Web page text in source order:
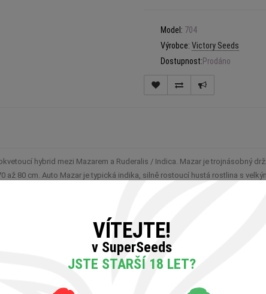
Model: 704
Výrobce: Victory Seeds
Dostupnost:Prodáno
hybrid mezi Mazarem a Ruderalis / Indica. Mazar je trojnásobný
až 80 cm. Auto Mazar je typická indika, silně rostoucí hustá rostlina s
této pryskyřičné odrůdy jsou původní zemité Indice. Intenzivní „tělesná
VÍTEJTE!
v SuperSeeds
JSTE STARŠÍ 18 LET?